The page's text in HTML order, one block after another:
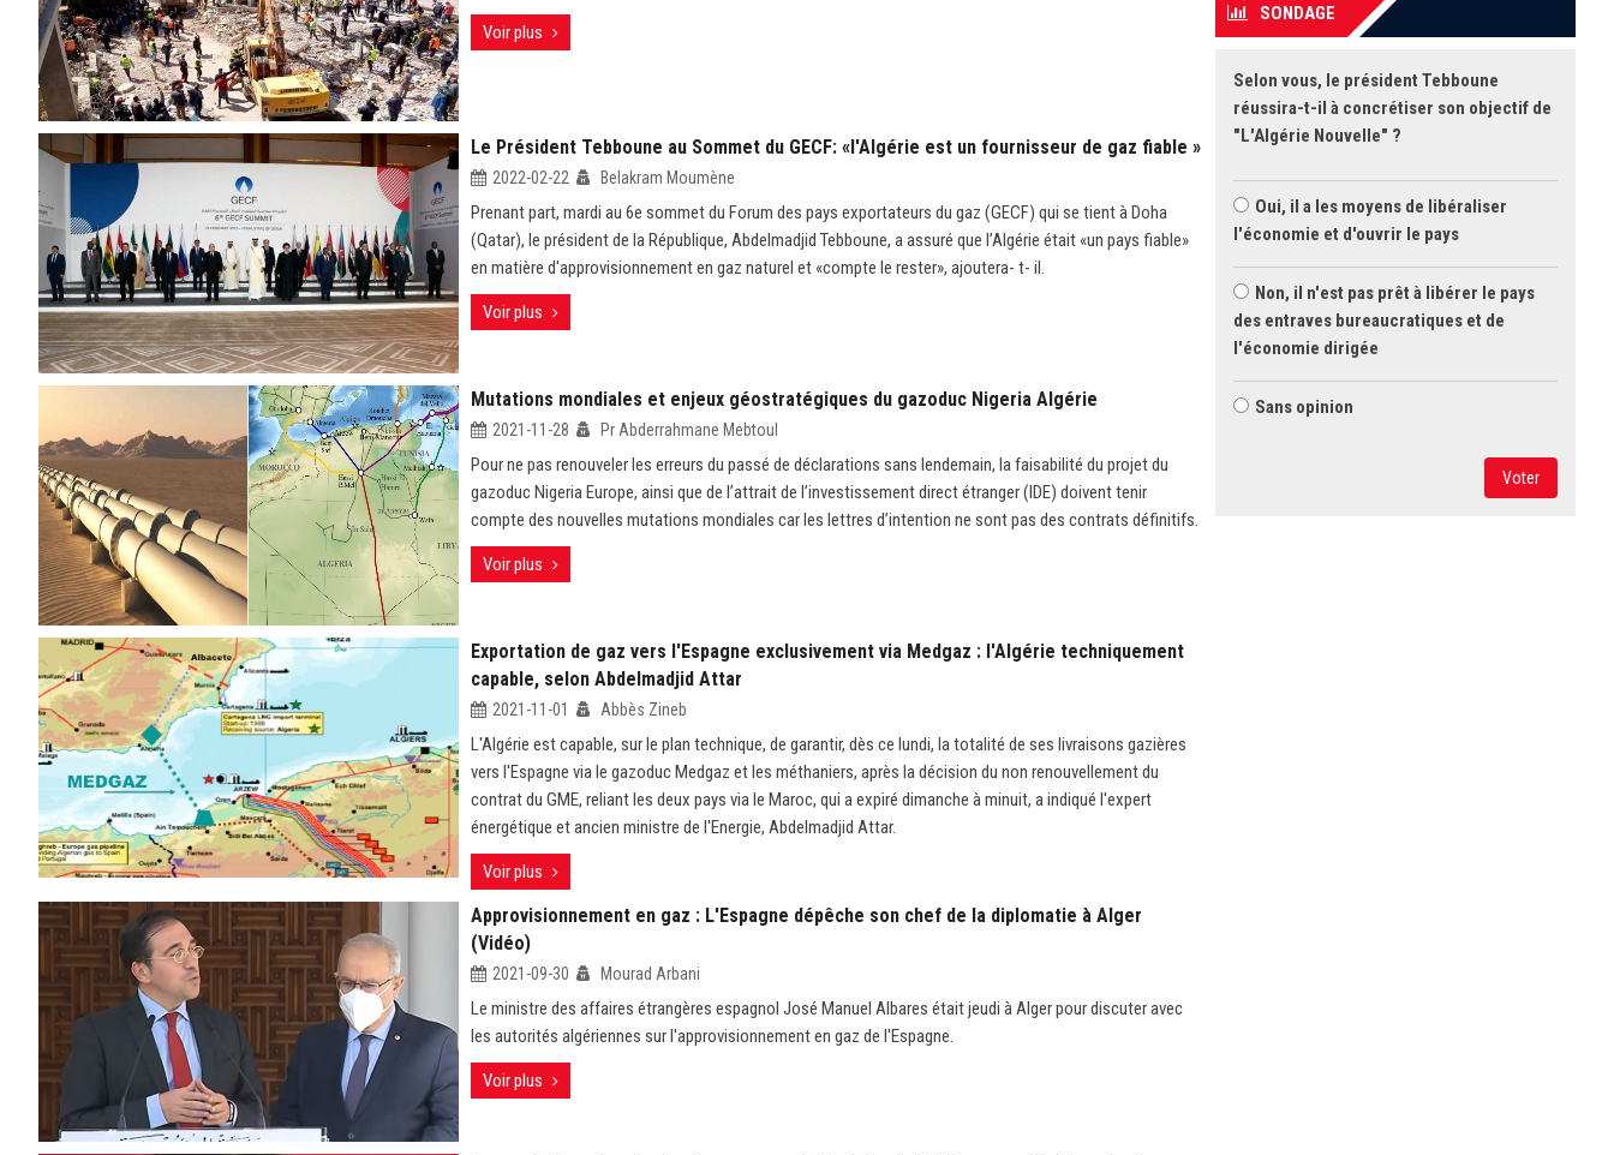
Voir plus
Le Président Tebboune au Sommet du GECF: «l'Algérie est un fournisseur de gaz fiable »
2022-02-22 Belakram Moumène
Prenant part, mardi au 6e sommet du Forum des pays exportateurs du gaz (GECF) qui se tient à Doha
(Qatar), le président de la République, Abdelmadjid Tebboune, a assuré que l’Algérie était «un pays fiable»
en matière d'approvisionnement en gaz naturel et «compte le rester», ajoutera- t- il.
Voir plus
Mutations mondiales et enjeux géostratégiques du gazoduc Nigeria Algérie
2021-11-28 Pr Abderrahmane Mebtoul
Pour ne pas renouveler les erreurs du passé de déclarations sans lendemain, la faisabilité du projet du
gazoduc Nigeria Europe, ainsi que de l’attrait de l’investissement direct étranger (IDE) doivent tenir
compte des nouvelles mutations mondiales car les lettres d’intention ne sont pas des contrats définitifs.
Voir plus
Exportation de gaz vers l'Espagne exclusivement via Medgaz : l'Algérie techniquement
capable, selon Abdelmadjid Attar
2021-11-01 Abbès Zineb
L'Algérie est capable, sur le plan technique, de garantir, dès ce lundi, la totalité de ses livraisons gazières
vers l'Espagne via le gazoduc Medgaz et les méthaniers, après la décision du non renouvellement du
contrat du GME, reliant les deux pays via le Maroc, qui a expiré dimanche à minuit, a indiqué l'expert
énergétique et ancien ministre de l'Energie, Abdelmadjid Attar.
Voir plus
Approvisionnement en gaz : L'Espagne dépêche son chef de la diplomatie à Alger
(Vidéo)
2021-09-30 Mourad Arbani
Le ministre des affaires étrangères espagnol José Manuel Albares était jeudi à Alger pour discuter avec
les autorités algériennes sur l'approvisionnement en gaz de l'Espagne.
Voir plus
SONDAGE
Selon vous, le président Tebboune
réussira-t-il à concrétiser son objectif de
"L'Algérie Nouvelle" ?
Oui, il a les moyens de libéraliser
l'économie et d'ouvrir le pays
Non, il n'est pas prêt à libérer le pays
des entraves bureaucratiques et de
l'économie dirigée
Sans opinion
Voter